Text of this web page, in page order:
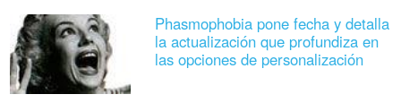
Phasmophobia pone fecha y detalla
la actualización que profundiza en
las opciones de personalización